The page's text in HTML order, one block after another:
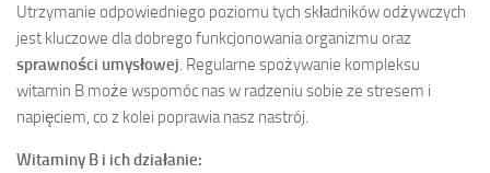
Utrzymanie odpowiedniego poziomu tych składników odżywczych
jest kluczowe dla dobrego funkcjonowania organizmu oraz
sprawności umysłowej. Regularne spożywanie kompleksu
witamin B może wspomóc nas w radzeniu sobie ze stresem i
napięciem, co z kolei poprawia nasz nastrój.
Witaminy B i ich działanie: